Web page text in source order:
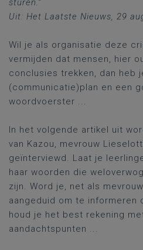
sturen.”
Uit: Het Laatste Nieuws, 29
Wil je als organisatie deze
vermijden dat mensen, hier
conclusies trekken, dan heb
(communicatie)plan en een
woordvoerster ...
In het volgende artikel uit
van Kazou, mevrouw
geïnterviewd. Laat je
haar woorden die
zijn. Word je, net als
aangeduid om te informeren
houd je het best rekening
aandachtspunten ...